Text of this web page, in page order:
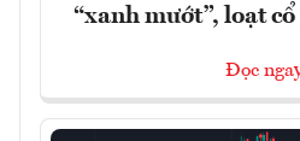
“xanh mướt”, loạt
Đọc